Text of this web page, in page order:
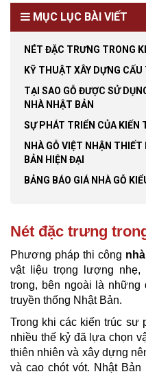
MỤC LỤC BÀI VIẾT
NÉT ĐẶC TRƯNG TRONG
KỸ THUẬT XÂY DỰNG
TẠI SAO GỖ ĐƯỢC SỬ
NHÀ NHẬT BẢN
SỰ PHÁT TRIỂN CỦA KIẾN
NHÀ GỖ VIỆT NHẬN THIẾT
BẢN HIỆN ĐẠI
BẢNG BÁO GIÁ NHÀ GỖ
Nét đặc trưng
Phương pháp thi công
vật liệu trọng lượng
trong, bên ngoài là những
truyền thống Nhật Bản.
Trong khi các kiến trúc sư
nhiều thế kỷ đã lựa chọn
thiên nhiên và xây dựng
và cao chót vót. Nhật